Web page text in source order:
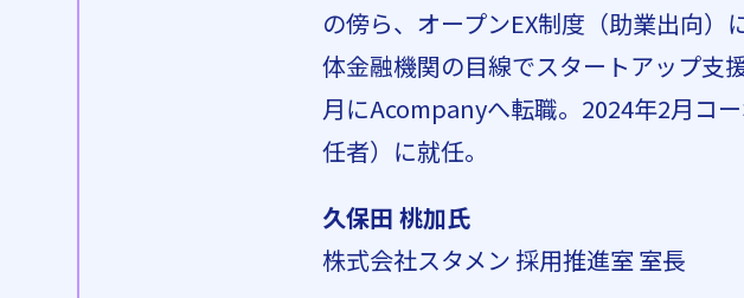
の傍ら、オープンEX制度（助業出向
体金融機関の目線でスタートアップ支
月にAcompanyへ転職。2024年2月コ
任者）に就任。
久保田 桃加氏
株式会社スタメン 採用推進室 室長